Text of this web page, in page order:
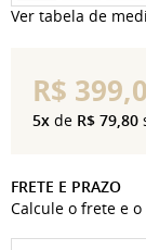
Ver tabela de
R$
5x de R$ 79,80
FRETE E PRAZO
Calcule o frete e